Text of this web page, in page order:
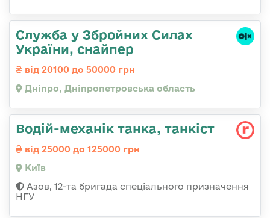
Служба у Збройних Силах
України, снайпер
від 20100 до 50000 грн
Дніпро, Дніпропетровська область
Водій-механік танка, танкіст
від 25000 до 125000 грн
Київ
Азов, 12-та бригада спеціального призначення
НГУ